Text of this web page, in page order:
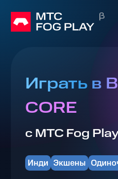
Играть в
CORE
с МТС Fog
Инди Экшены